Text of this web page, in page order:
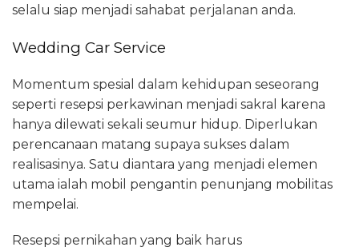
selalu siap menjadi sahabat perjalanan anda.
Wedding Car Service
Momentum spesial dalam kehidupan seseorang
seperti resepsi perkawinan menjadi sakral karena
hanya dilewati sekali seumur hidup. Diperlukan
perencanaan matang supaya sukses dalam
realisasinya. Satu diantara yang menjadi elemen
utama ialah mobil pengantin penunjang mobilitas
mempelai.
Resepsi pernikahan yang baik harus